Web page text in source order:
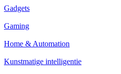
Gadgets
Gaming
Home & Automation
Kunstmatige intelligentie